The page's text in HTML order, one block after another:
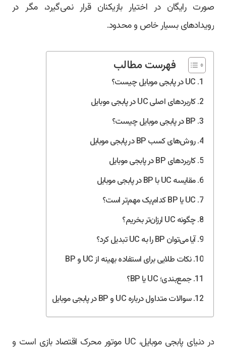
صورت رایگان در اختیار بازیکنان قرار نمی‌گیرد، مگر در
رویدادهای بسیار خاص و محدود.
فهرست مطالب
UC در پابجی موبایل چیست؟
کاربردهای اصلی UC در پابجی موبایل
BP در پابجی موبایل چیست؟
روش‌های کسب BP در پابجی موبایل
کاربردهای BP در پابجی موبایل
مقایسه UC با BP در پابجی موبایل
UC یا BP کدام‌یک مهم‌تر است؟
چگونه UC ارزان‌تر بخریم؟
آیا می‌توان BP را به UC تبدیل کرد؟
نکات طلایی برای استفاده بهینه از UC و BP
جمع‌بندی؛ UC یا BP؟
سوالات متداول درباره UC و BP در پابجی موبایل
در دنیای پابجی موبایل، UC موتور محرک اقتصاد بازی است و